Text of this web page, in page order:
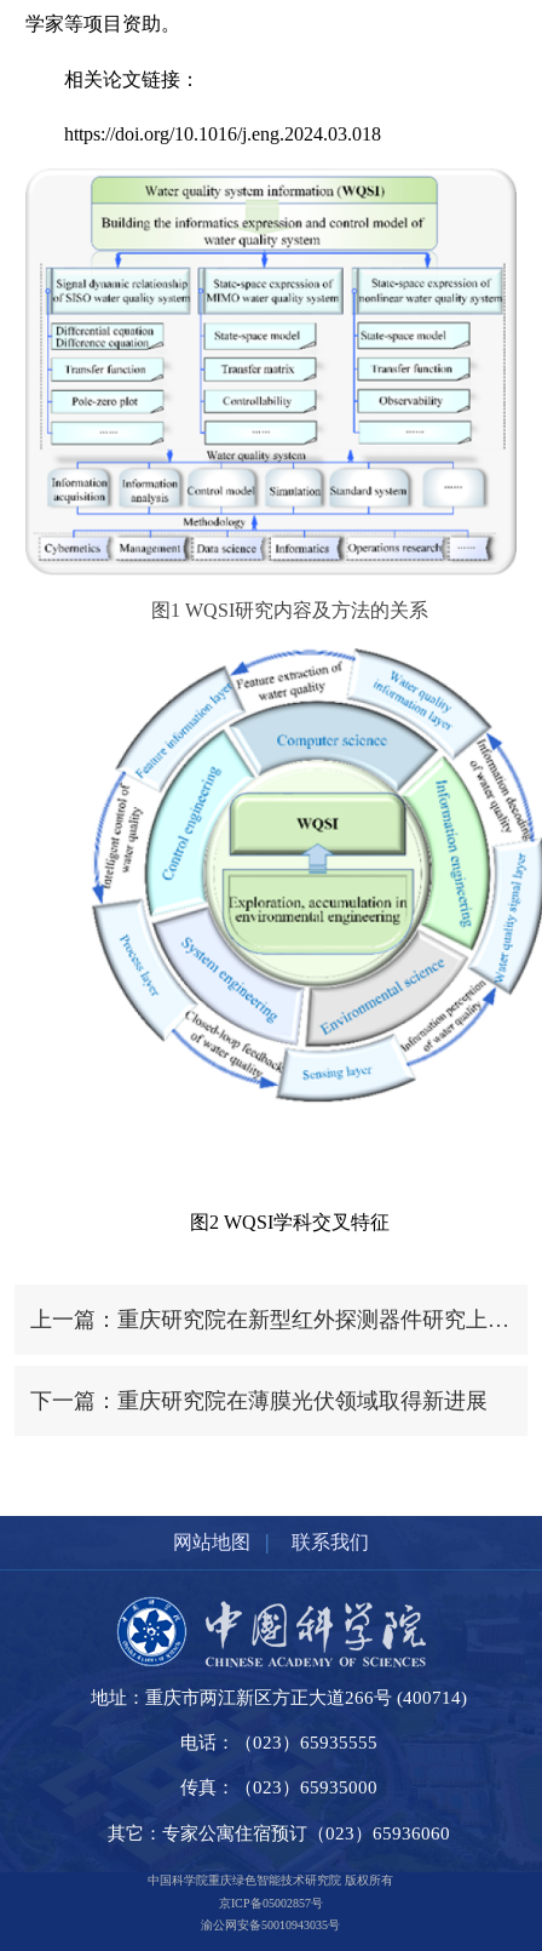
学家等项目资助。
相关论文链接：
https://doi.org/10.1016/j.eng.2024.03.018
图 1 WQSI研究内容及方法的关系
图2 WQSI学科交叉特征
上一篇：重庆研究院在新型红外探测器件研究上取得进展
下一篇：重庆研究院在薄膜光伏领域取得新进展
网站地图 | 联系我们
地址：重庆市两江新区方正大道266号 (400714)
电话：（023）65935555
传真：（023）65935000
其它：专家公寓住宿预订（023）65936060
中国科学院重庆绿色智能技术研究院 版权所有
京ICP备05002857号
渝公网安备50010943035号